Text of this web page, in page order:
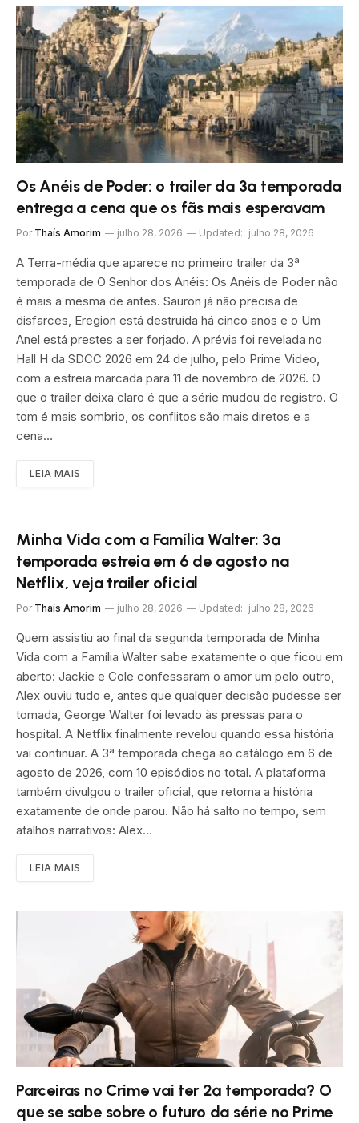
Os Anéis de Poder: o trailer da 3ª temporada
entrega a cena que os fãs mais esperavam
Por Thaís Amorim julho 28, 2026 Updated: julho 28, 2026
A Terra-média que aparece no primeiro trailer da 3ª
temporada de O Senhor dos Anéis: Os Anéis de Poder não
é mais a mesma de antes. Sauron já não precisa de
disfarces, Eregion está destruída há cinco anos e o Um
Anel está prestes a ser forjado. A prévia foi revelada no
Hall H da SDCC 2026 em 24 de julho, pelo Prime Video,
com a estreia marcada para 11 de novembro de 2026. O
que o trailer deixa claro é que a série mudou de registro. O
tom é mais sombrio, os conflitos são mais diretos e a
cena…
LEIA MAIS
Minha Vida com a Família Walter: 3ª
temporada estreia em 6 de agosto na
Netflix, veja trailer oficial
Por Thaís Amorim julho 28, 2026 Updated: julho 28, 2026
Quem assistiu ao final da segunda temporada de Minha
Vida com a Família Walter sabe exatamente o que ficou em
aberto: Jackie e Cole confessaram o amor um pelo outro,
Alex ouviu tudo e, antes que qualquer decisão pudesse ser
tomada, George Walter foi levado às pressas para o
hospital. A Netflix finalmente revelou quando essa história
vai continuar. A 3ª temporada chega ao catálogo em 6 de
agosto de 2026, com 10 episódios no total. A plataforma
também divulgou o trailer oficial, que retoma a história
exatamente de onde parou. Não há salto no tempo, sem
atalhos narrativos: Alex…
LEIA MAIS
Parceiras no Crime vai ter 2ª temporada? O
que se sabe sobre o futuro da série no Prime